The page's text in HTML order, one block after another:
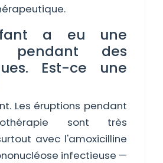
a eu une
pendant des
Est-ce une
Les éruptions pendant
sont très
avec l'amoxicilline
infectieuse —